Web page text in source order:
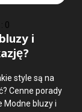
0
i
style są na
Cenne porady
Modne bluzy i